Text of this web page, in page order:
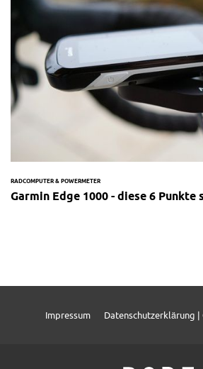
RADCOMPUTER & POWERMETER
Garmin Edge 1000 - diese 6
Impressum Datenschutzerklärung |